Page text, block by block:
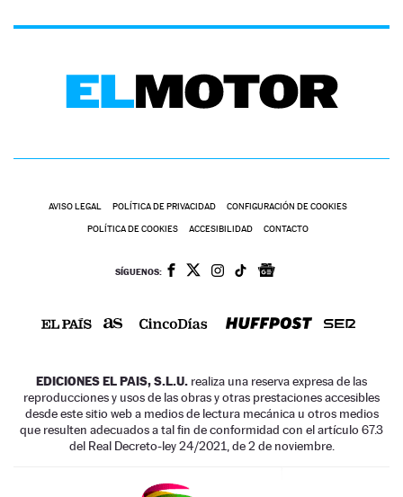
AVISO LEGAL POLÍTICA DE PRIVACIDAD CONFIGURACIÓN DE COOKIES
POLÍTICA DE COOKIES ACCESIBILIDAD CONTACTO
SÍGUENOS:
EDICIONES EL PAIS, S.L.U. realiza una reserva expresa de las
reproducciones y usos de las obras y otras prestaciones accesibles
desde este sitio web a medios de lectura mecánica u otros medios
que resulten adecuados a tal fin de conformidad con el artículo 67.3
del Real Decreto-ley 24/2021, de 2 de noviembre.